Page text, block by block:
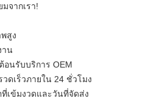
จากเรา!
สูง
าน
อนรับบริการ OEM
ดเร็วภายใน 24 ชั่วโมง
เข้มงวดและวันที่จัดส่ง